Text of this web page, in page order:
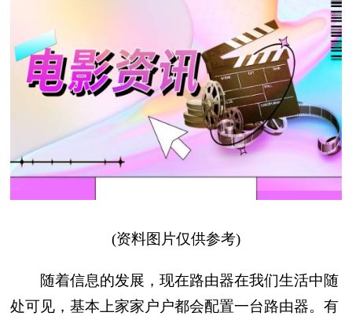
(资料图片仅供参考)
随着信息的发展，现在路由器在我们生活中随
处可见，基本上家家户户都会配置一台路由器。有